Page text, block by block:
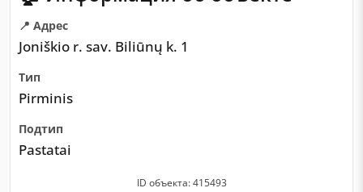
📍 Адрес
Joniškio r. sav. Biliūnų k. 1
Тип
Pirminis
Подтип
Pastatai
ID объекта: 415493